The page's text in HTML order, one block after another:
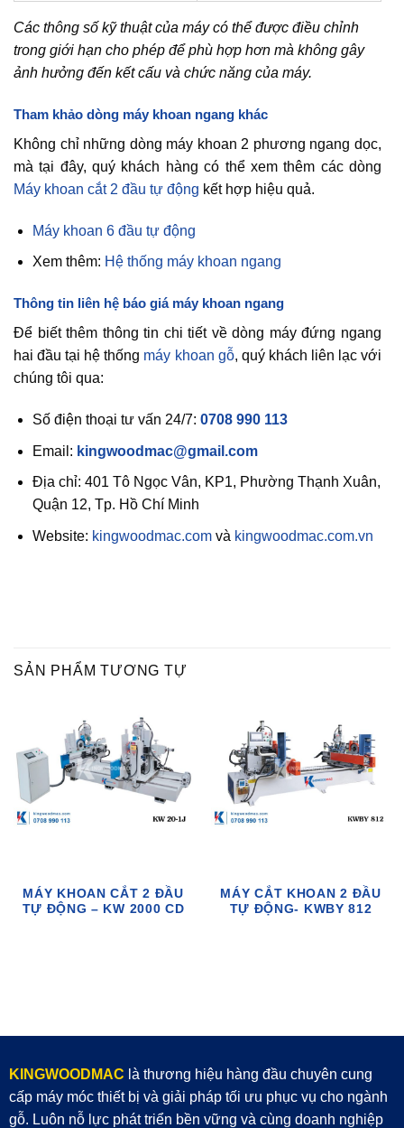
Các thông số kỹ thuật của máy có thể được điều chỉnh
trong giới hạn cho phép để phù hợp hơn mà không gây
ảnh hưởng đến kết cấu và chức năng của máy.
Tham khảo dòng máy khoan ngang khác
Không chỉ những dòng máy khoan 2 phương ngang dọc,
mà tại đây, quý khách hàng có thể xem thêm các dòng
Máy khoan cắt 2 đầu tự động kết hợp hiệu quả.
Máy khoan 6 đầu tự động
Xem thêm: Hệ thống máy khoan ngang
Thông tin liên hệ báo giá máy khoan ngang
Để biết thêm thông tin chi tiết về dòng máy đứng ngang
hai đầu tại hệ thống máy khoan gỗ, quý khách liên lạc với
chúng tôi qua:
Số điện thoại tư vấn 24/7: 0708 990 113
Email: kingwoodmac@gmail.com
Địa chỉ: 401 Tô Ngọc Vân, KP1, Phường Thạnh Xuân,
Quận 12, Tp. Hồ Chí Minh
Website: kingwoodmac.comvà kingwoodmac.com.vn
SẢN PHẨM TƯƠNG TỰ
MÁY KHOAN CẮT 2 ĐẦU
TỰ ĐỘNG – KW 2000 CD
MÁY CẮT KHOAN 2 ĐẦU
TỰ ĐỘNG- KWBY 812
KINGWOODMAC là thương hiệu hàng đầu chuyên cung
cấp máy móc thiết bị và giải pháp tối ưu phục vụ cho ngành
gỗ. Luôn nỗ lực phát triển bền vững và cùng doanh nghiệp